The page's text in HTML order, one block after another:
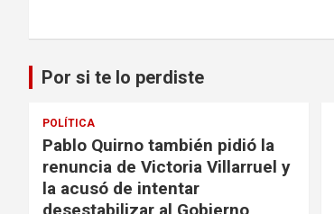
Por si te lo perdiste
POLÍTICA
Pablo Quirno también pidió la
renuncia de Victoria Villarruel y
la acusó de intentar